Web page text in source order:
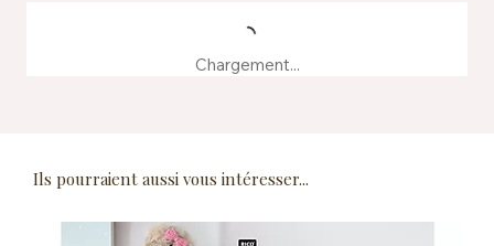
Chargement...
Ils pourraient aussi vous intéresser...